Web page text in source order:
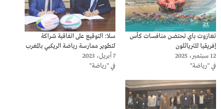
تغازوت باي تحتضن منافسات كأس
إفريقيا للترياثلون
12 سبتمبر، 2025
في "رياضة"
سلا: التوقيع على اتفاقية شراكة
لتطوير ممارسة رياضة الريكبي بالمغرب
7 أبريل، 2023
في "رياضة"